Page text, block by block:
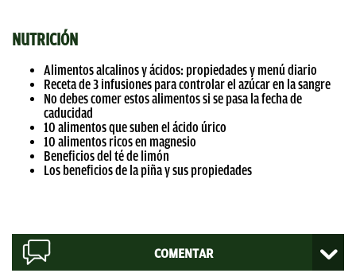
NUTRICIÓN
Alimentos alcalinos y ácidos: propiedades y menú diario
Receta de 3 infusiones para controlar el azúcar en la sangre
No debes comer estos alimentos si se pasa la fecha de
caducidad
10 alimentos que suben el ácido úrico
10 alimentos ricos en magnesio
Beneficios del té de limón
Los beneficios de la piña y sus propiedades
COMENTAR